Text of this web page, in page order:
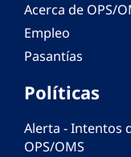
Acerca de OPS/
Empleo
Pasantías
Políticas
Alerta - Intentos
OPS/OMS